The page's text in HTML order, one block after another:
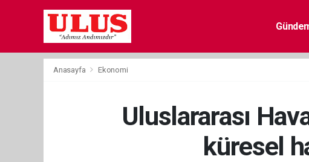
Anasayfa Ekonomi
Uluslararası
küresel